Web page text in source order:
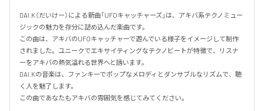
DAI.K（だいけー）による新曲「UFOキャッチャーズ」は、アキバ系テクノミュー
ジックの魅力を存分に詰め込んだ楽曲です。
この曲は、アキバのUFOキャッチャーで遊んでいる様子をイメージして制作
されました。ユニークでエキサイティングなテクノビートが特徴で、リスナ
ーをアキバの熱気溢れる世界へと誘います。
DAI.Kの音楽は、ファンキーでポップなメロディとダンサブルなリズムで、聴
く人を魅了します。
この曲であなたもアキバの雰囲気を感じてみてください。